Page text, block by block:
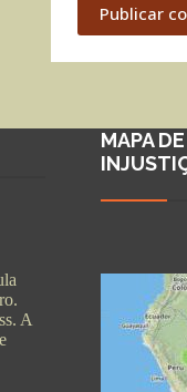
Publicar
A
MAPA